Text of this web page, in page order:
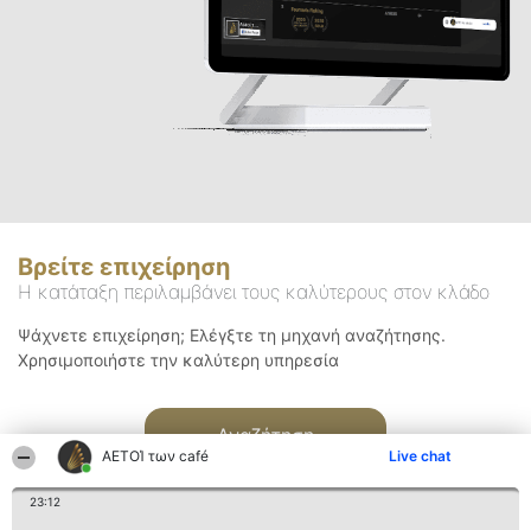
ΑΕΤΟΊ των café Live chat
23:12
Βρείτε επιχείρηση
Η κατάταξη περιλαμβάνει τους καλύτερους στον κλάδο
Ψάχνετε επιχείρηση; Ελέγξτε τη μηχανή αναζήτησης.
Χρησιμοποιήστε την καλύτερη υπηρεσία
Αναζήτηση